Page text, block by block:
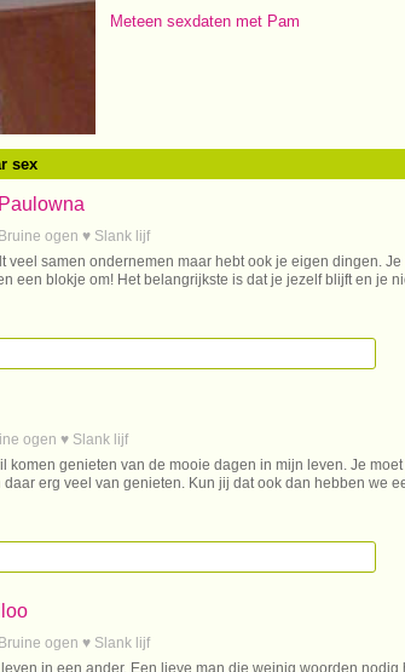
Meteen sexdaten met Pam
sex
ogen ♥ Slank lijf
veel samen ondernemen maar hebt ook je eigen dingen. Je
een blokje om! Het belangrijkste is dat je jezelf blijft en je
ogen ♥ Slank lijf
komen genieten van de mooie dagen in mijn leven. Je
erg veel van genieten. Kun jij dat ook dan hebben we
ogen ♥ Slank lijf
in een ander. Een lieve man die weinig woorden nodig